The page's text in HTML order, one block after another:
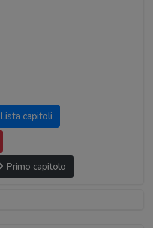
Lista capitoli
Primo capitolo